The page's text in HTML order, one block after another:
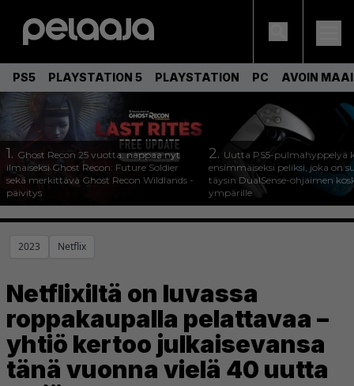
PS5 PLAYSTATION 5 PLAYSTATION PC AVOIN
1. Ghost Recon 25 vuotta: nappaa nyt
ilmaiseksi Ghost Recon: Future Soldier
sekä merkittävä Ghost Recon Wildlands -
päivitys
2. Uutta PS5-pulmahyppelyä
ensimmäiseksi peliksi, joka on
täysin DualSense-ohjaimen
ympärille
2023 Netflix
Netflixiltä on luvassa
roppakaupalla pelattavaa –
yhtiö kertoo julkaisevansa
tänä vuonna vielä 40 uutta